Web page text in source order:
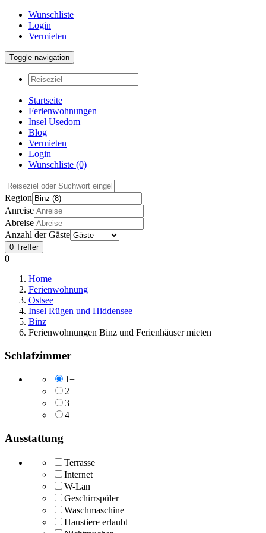
Wunschliste
Login
Vermieten
Toggle navigation
Startseite
Ferienwohnungen
Insel Usedom
Blog
Vermieten
Login
Wunschliste (0)
Region
Anreise
Abreise
Anzahl der Gäste
0 Treffer
0
Home
Ferienwohnung
Ostsee
Insel Rügen und Hiddensee
Binz
Ferienwohnungen Binz und Ferienhäuser mieten
Schlafzimmer
1+
2+
3+
4+
Ausstattung
Terrasse
Internet
W-Lan
Geschirrspüler
Waschmaschine
Haustiere erlaubt